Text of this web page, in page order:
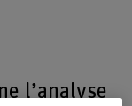
l’analyse